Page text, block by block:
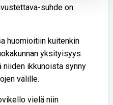
suhde on
huomioitiin kuitenkin
yksityisyys.
niiden ikkunoista synny
välille.
vielä niin